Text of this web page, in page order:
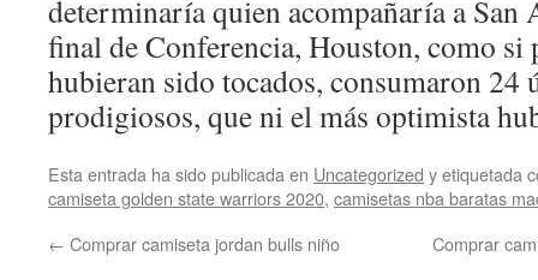
determinaría quien acompañaría a San
final de Conferencia, Houston, como si
hubieran sido tocados, consumaron
prodigiosos, que ni el más optimista
Esta entrada ha sido publicada en Uncategorized y etiquetada
camiseta golden state warriors 2020, camisetas nba baratas
← Comprar camiseta jordan bulls niño Comprar